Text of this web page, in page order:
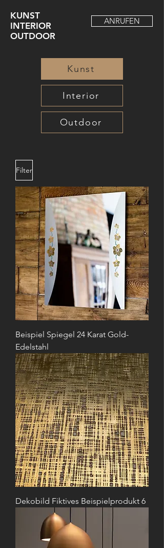
KUNST
INTERIOR
OUTDOOR
ANRUFEN
Kunst
Interior
Outdoor
Filter
Beispiel Spiegel 24 Karat Gold-
Edelstahl
Dekobild Fiktives Beispielprodukt 6